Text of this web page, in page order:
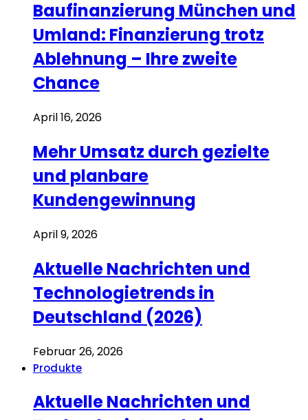
Baufinanzierung München und
Umland: Finanzierung trotz
Ablehnung – Ihre zweite
Chance
April 16, 2026
Mehr Umsatz durch gezielte
und planbare
Kundengewinnung
April 9, 2026
Aktuelle Nachrichten und
Technologietrends in
Deutschland (2026)
Februar 26, 2026
Produkte
Aktuelle Nachrichten und